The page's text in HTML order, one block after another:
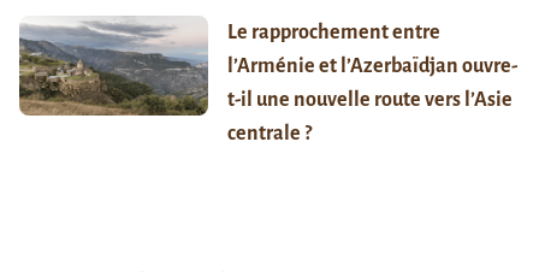
Le rapprochement entre
l’Arménie et l’Azerbaïdjan ouvre-
t-il une nouvelle route vers l’Asie
centrale ?